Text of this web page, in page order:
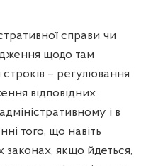
справи чи
щодо там
строків – регулювання
відповідних
і в
того, що навіть
законах, якщо йдеться,